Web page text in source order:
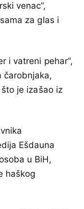
venac“,
za glas i
i vatreni pehar“,
čarobnjaka,
je izašao iz
Ešdauna
u BiH,
haškog